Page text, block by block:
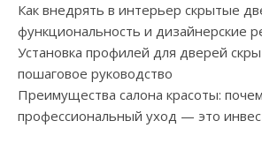
Как внедрять в интерьер скрытые
функциональность и дизайнерские
Установка профилей для дверей
пошаговое руководство
Преимущества салона красоты:
профессиональный уход — это